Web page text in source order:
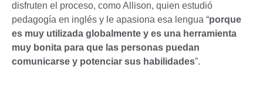
disfruten el proceso, como Allison, quien estudió
pedagogía en inglés y le apasiona esa lengua “porque
es muy utilizada globalmente y es una herramienta
muy bonita para que las personas puedan
comunicarse y potenciar sus habilidades”.